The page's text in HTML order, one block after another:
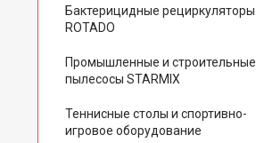
Бактерицидные рециркуляторы
ROTADO
Промышленные и строительные
пылесосы STARMIX
Теннисные столы и спортивно-
игровое оборудование